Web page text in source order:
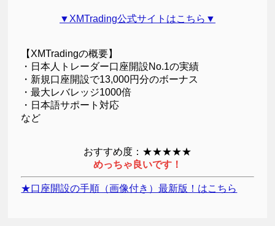
▼XMTrading公式サイトはこちら▼
【XMTradingの概要】
・日本人トレーダー口座開設No.1の実績
・新規口座開設で13,000円分のボーナス
・最大レバレッジ1000倍
・日本語サポート対応
など
おすすめ度：★★★★★
めっちゃ良いです！
★口座開設の手順（画像付き）最新版！はこちら